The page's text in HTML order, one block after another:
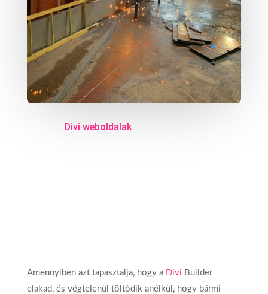
Divi weboldalak
Amennyiben azt tapasztalja, hogy a Divi Builder
elakad, és végtelenül töltődik anélkül, hogy bármi